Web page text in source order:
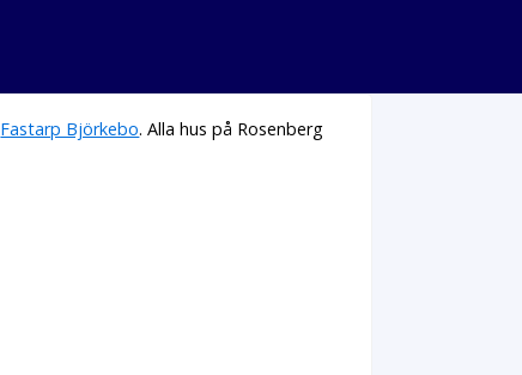
Fastarp Björkebo. Alla hus på Rosenberg